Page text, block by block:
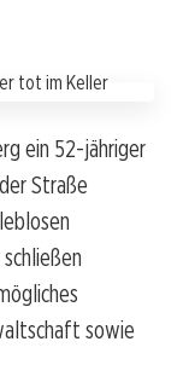
ein 52-jähriger
Straße
sowie